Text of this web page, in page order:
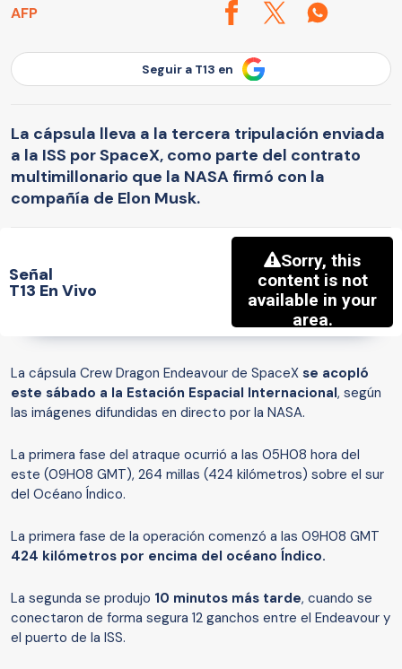
AFP
Seguir a T13 en
La cápsula lleva a la tercera tripulación enviada
a la ISS por SpaceX, como parte del contrato
multimillonario que la NASA firmó con la
compañía de Elon Musk.
Señal
T13 En Vivo
La cápsula Crew Dragon Endeavour de SpaceX se acopló
este sábado a la Estación Espacial Internacional, según
las imágenes difundidas en directo por la NASA.
La primera fase del atraque ocurrió a las 05H08 hora del
este (09H08 GMT), 264 millas (424 kilómetros) sobre el sur
del Océano Índico.
La primera fase de la operación comenzó a las 09H08 GMT
424 kilómetros por encima del océano Índico.
La segunda se produjo 10 minutos más tarde, cuando se
conectaron de forma segura 12 ganchos entre el Endeavour y
el puerto de la ISS.